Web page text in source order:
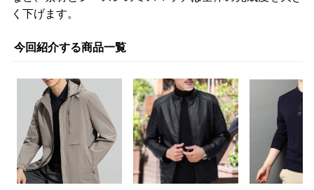
く下げます。
今回紹介する商品一覧